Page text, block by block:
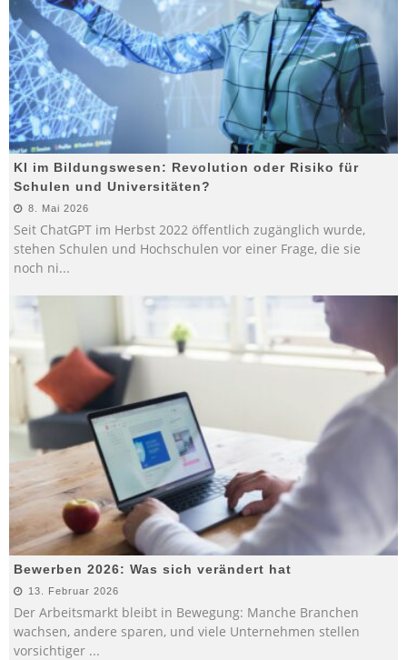
KI im Bildungswesen: Revolution oder Risiko für
Schulen und Universitäten?
8. Mai 2026
Seit ChatGPT im Herbst 2022 öffentlich zugänglich wurde,
stehen Schulen und Hochschulen vor einer Frage, die sie
noch ni...
Bewerben 2026: Was sich verändert hat
13. Februar 2026
Der Arbeitsmarkt bleibt in Bewegung: Manche Branchen
wachsen, andere sparen, und viele Unternehmen stellen
vorsichtiger ...